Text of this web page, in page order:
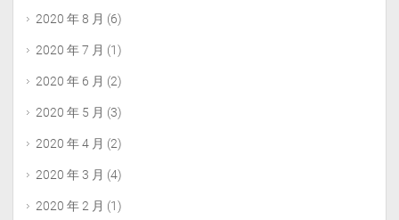
2020 年 8 月 (6)
2020 年 7 月 (1)
2020 年 6 月 (2)
2020 年 5 月 (3)
2020 年 4 月 (2)
2020 年 3 月 (4)
2020 年 2 月 (1)